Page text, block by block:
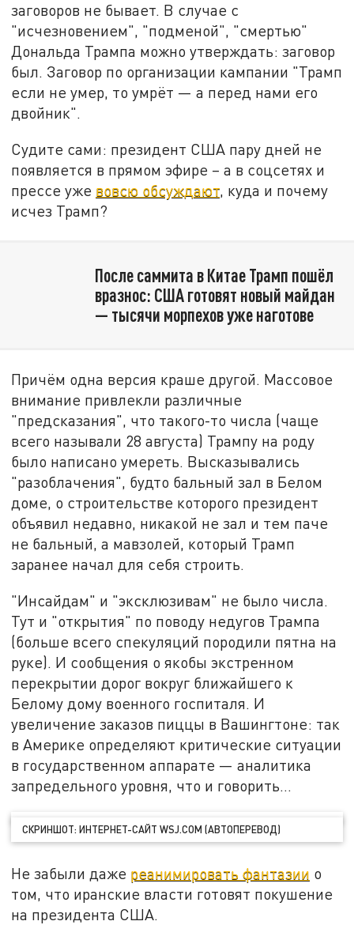
заговоров не бывает. В случае с
"исчезновением", "подменой", "смертью"
Дональда Трампа можно утверждать: заговор
был. Заговор по организации кампании "Трамп
если не умер, то умрёт — а перед нами его
двойник".
Судите сами: президент США пару дней не
появляется в прямом эфире – а в соцсетях и
прессе уже вовсю обсуждают, куда и почему
исчез Трамп?
После саммита в Китае Трамп пошёл
вразнос: США готовят новый майдан
— тысячи морпехов уже наготове
Причём одна версия краше другой. Массовое
внимание привлекли различные
"предсказания", что такого-то числа (чаще
всего называли 28 августа) Трампу на роду
было написано умереть. Высказывались
"разоблачения", будто бальный зал в Белом
доме, о строительстве которого президент
объявил недавно, никакой не зал и тем паче
не бальный, а мавзолей, который Трамп
заранее начал для себя строить.
"Инсайдам" и "эксклюзивам" не было числа.
Тут и "открытия" по поводу недугов Трампа
(больше всего спекуляций породили пятна на
руке). И сообщения о якобы экстренном
перекрытии дорог вокруг ближайшего к
Белому дому военного госпиталя. И
увеличение заказов пиццы в Вашингтоне: так
в Америке определяют критические ситуации
в государственном аппарате — аналитика
запредельного уровня, что и говорить…
СКРИНШОТ: ИНТЕРНЕТ-САЙТ WSJ.COM (АВТОПЕРЕВОД)
Не забыли даже реанимировать фантазии о
том, что иранские власти готовят покушение
на президента США.